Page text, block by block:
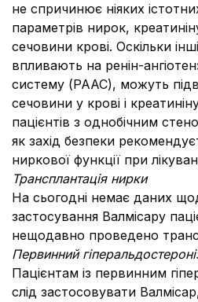
не спричинює ніяких
параметрів нирок,
сечовини крові. Оскільки
впливають на ренін-
систему (РААС), можуть
сечовини у крові і
пацієнтів з однобічним
як захід безпеки
ниркової функції при
Трансплантація нирки
На сьогодні немає даних
застосування Валмісару
нещодавно проведено
Первинний
Пацієнтам із первинним
слід застосовувати